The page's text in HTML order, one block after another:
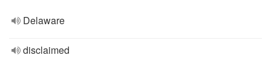
Delaware
disclaimed